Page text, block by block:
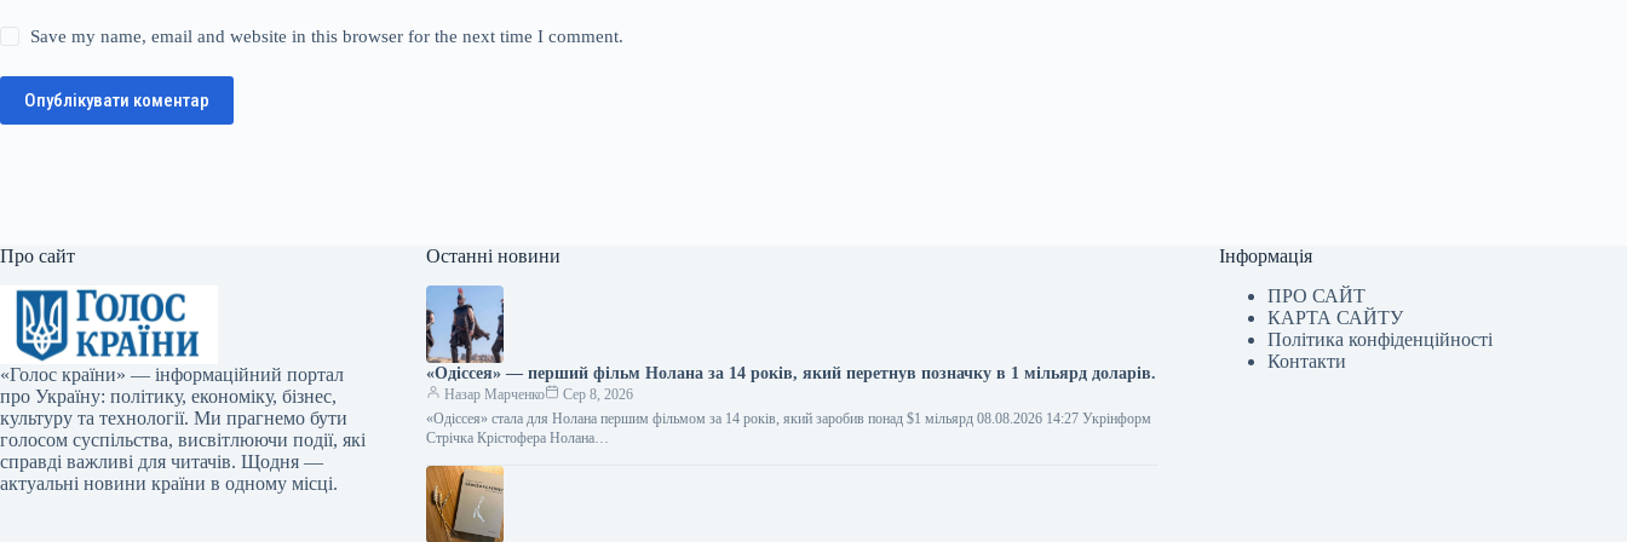
Save my name, email and website in this browser for the next time I comment.
Опублікувати коментар
Про сайт
«Голос країни» — інформаційний портал
про Україну: політику, економіку, бізнес,
культуру та технології. Ми прагнемо бути
голосом суспільства, висвітлюючи події, які
справді важливі для читачів. Щодня —
актуальні новини країни в одному місці.
Останні новини
«Одіссея» — перший фільм Нолана за 14 років, який перетнув позначку в 1 мільярд доларів.
Назар Марченко
Сер 8, 2026
«Одіссея» стала для Нолана першим фільмом за 14 років, який заробив понад $1 мільярд 08.08.2026 14:27 Укрінформ
Стрічка Крістофера Нолана…
Інформація
ПРО САЙТ
КАРТА САЙТУ
Політика конфіденційності
Контакти